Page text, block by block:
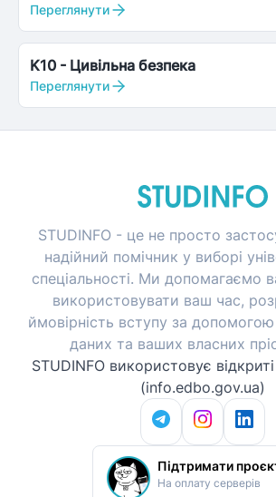
Переглянути
K10 - Цивільна безпека
Переглянути
STUDINFO - це не просто
надійний помічник у виборі
спеціальності. Ми допомагаємо
використовувати ваш час,
ймовірність вступу за
даних та ваших власних
STUDINFO використовує
(info.edbo.gov.ua)
Підтримати
На оплату серверів